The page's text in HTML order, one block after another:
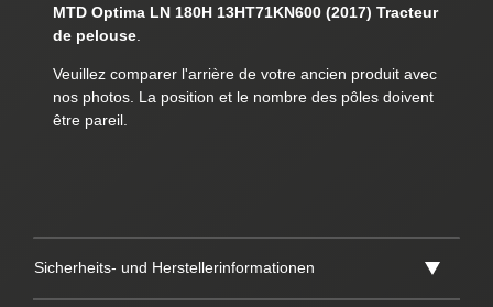
MTD Optima LN 180H 13HT71KN600 (2017) Tracteur
de pelouse.
Veuillez comparer l'arrière de votre ancien produit avec
nos photos. La position et le nombre des pôles doivent
être pareil.
Sicherheits- und Herstellerinformationen